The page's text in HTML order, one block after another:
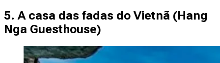
5. A casa das fadas do Vietnã (Hang
Nga Guesthouse)